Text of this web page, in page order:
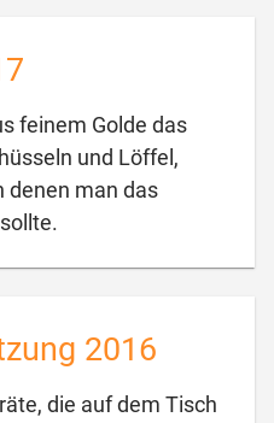
feinem Golde das
und Löffel,
denen man das
2016
die auf dem Tisch